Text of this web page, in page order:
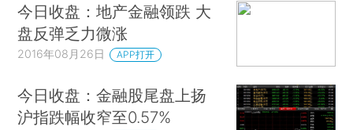
今日收盘：地产金融领跌 大
盘反弹乏力微涨
2016年08月26日 APP打开
今日收盘：金融股尾盘上扬
沪指跌幅收窄至0.57%